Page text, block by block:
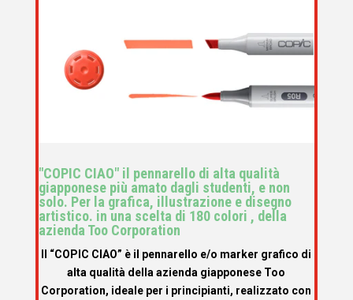
"COPIC CIAO" il pennarello di alta qualità
giapponese più amato dagli studenti, e non
solo. Per la grafica, illustrazione e disegno
artistico. in una scelta di 180 colori , della
azienda Too Corporation
Il “COPIC CIAO” è il pennarello e/o marker grafico di
alta qualità della azienda giapponese Too
Corporation, ideale per i principianti, realizzato con